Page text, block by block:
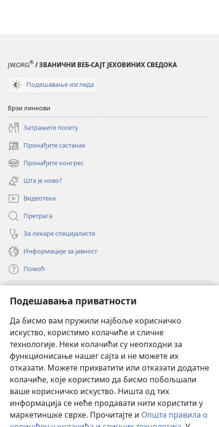
Подешавања приватности
Да бисмо вам пружили најбоље корисничко
искуство, користимо колачиће и сличне
технологије. Неки колачићи су неопходни за
функционисање нашег сајта и не можете их
отказати. Можете прихватити или отказати додатне
колачиће, које користимо да бисмо побољшали
ваше корисничко искуство. Ништа од тих
информација се неће продавати нити користити у
маркетиншке сврхе. Прочитајте и Општа правила о
JW.ORG® / ЗВАНИЧНИ ВЕБ-САЈТ ЈЕХОВИНИХ СВЕДОКА
Подешавање изгледа
Брзи линкови
Затражите посету
Пронађите састанак
(отвара
нови
прозор)
Пронађите конгрес
(отвара
нови
прозор)
Шта је ново?
Видеотека
Претрага
За лекаре специјалисте
Информације за јавност
Помоћ
(отвара
нови
прозор)ОНЛАЈН БИБЛИОТЕКА Watchtower
(отвара
нови
прозор)JW Hub®
(отвара
нови
прозор)JW Library
Watchtower Library ®